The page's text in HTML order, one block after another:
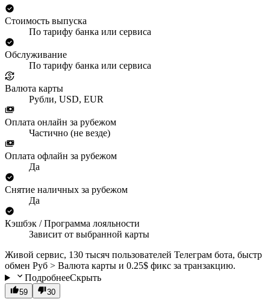
Стоимость выпуска
По тарифу банка или сервиса
Обслуживание
По тарифу банка или сервиса
Валюта карты
Рубли, USD, EUR
Оплата онлайн за рубежом
Частично (не везде)
Оплата офлайн за рубежом
Да
Снятие наличных за рубежом
Да
Кэшбэк / Программа лояльности
Зависит от выбранной карты
Живой сервис, 130 тысяч пользователей Телеграм бота,
обмен Руб > Валюта карты и 0.25$ фикс за транзакцию.
ПодробнееСкрыть
59 30